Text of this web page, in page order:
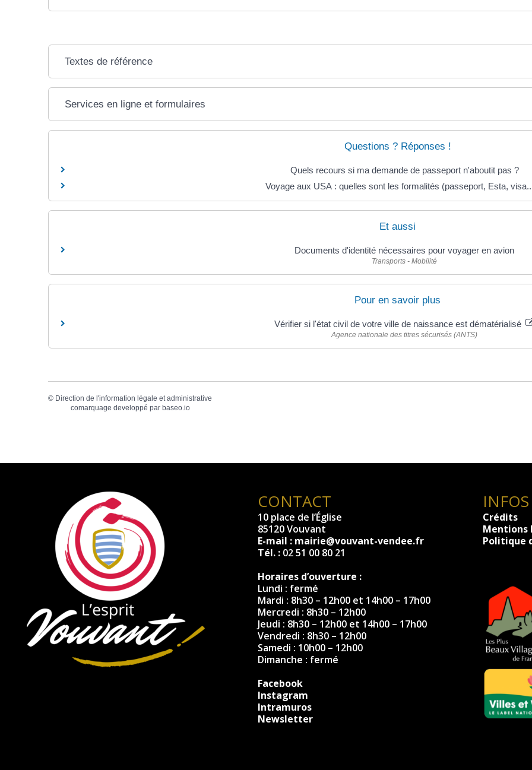
Textes de référence
Services en ligne et formulaires
Questions ? Réponses !
Quels recours si ma demande de passeport n'aboutit pas ?
Voyage aux USA : quelles sont les formalités (passeport, Esta,
Et aussi
Documents d'identité nécessaires pour voyager en avion
Transports - Mobilité
Pour en savoir plus
Vérifier si l'état civil de votre ville de naissance est dématérialisé
Agence nationale des titres sécurisés (ANTS)
© Direction de l'information légale et administrative
comarquage developpé par baseo.io
CONTACT
10 place de l’Église
85120 Vouvant
E-mail : mairie@vouvant-vendee.fr
Tél. :02 51 00 80 21
Horaires d’ouverture :
Lundi : fermé
Mardi : 8h30 – 12h00 et 14h00 – 17h00
Mercredi : 8h30 – 12h00
Jeudi : 8h30 – 12h00 et 14h00 – 17h00
Vendredi : 8h30 – 12h00
Samedi : 10h00 – 12h00
Dimanche : fermé
Facebook
Instagram
Intramuros
Newsletter
Crédits
Mentions
Politique